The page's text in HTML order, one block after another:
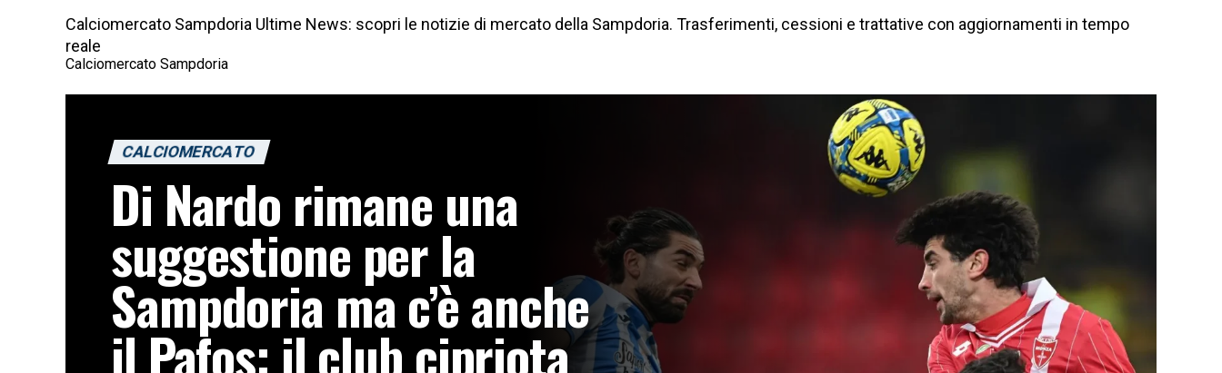
Calciomercato Sampdoria Ultime News: scopri le notizie di mercato della Sampdoria. Trasferimenti, cessioni e trattative con aggiornamenti in tempo
reale
Calciomercato Sampdoria
CALCIOMERCATO
Di Nardo rimane una
suggestione per la
Sampdoria ma c’è anche
il Pafos: il club cipriota